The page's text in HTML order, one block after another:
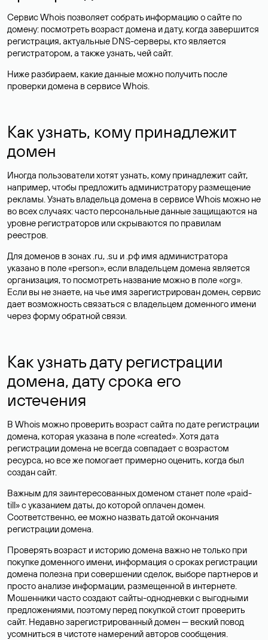
Сервис Whois позволяет собрать информацию о сайте по
домену: посмотреть возраст домена и дату, когда завершится
регистрация, актуальные DNS-серверы, кто является
регистратором, а также узнать, чей сайт.
Ниже разбираем, какие данные можно получить после
проверки домена в сервисе Whois.
Как узнать, кому принадлежит
домен
Иногда пользователи хотят узнать, кому принадлежит сайт,
например, чтобы предложить администратору размещение
рекламы. Узнать владельца домена в сервисе Whois можно не
во всех случаях: часто персональные данныезащищаются на
уровне регистраторов или скрываются по правилам
реестров.
Для доменов в зонах .ru, .su и .рф имя администратора
указано в поле «person», если владельцем домена является
организация, то посмотреть название можно в поле «org».
Если вы не знаете, на чье имя зарегистрирован домен, сервис
дает возможность связаться с владельцем доменного имени
через форму обратной связи.
Как узнать дату регистрации
домена, дату срока его
истечения
В Whois можно проверить возраст сайта по дате регистрации
домена, которая указана в поле «created». Хотя дата
регистрации домена не всегда совпадает с возрастом
ресурса, но все же помогает примерно оценить, когда был
создан сайт.
Важным для заинтересованных доменом станет поле «paid-
till» с указанием даты, до которой оплачен домен.
Соответственно, ее можно назвать датой окончания
регистрации домена.
Проверять возраст и историю домена важно не только при
покупке доменного имени, информация о сроках регистрации
домена полезна при совершении сделок, выборе партнеров и
просто анализе информации, размещенной в интернете.
Мошенники часто создают сайты-однодневки с выгодными
предложениями, поэтому перед покупкой стоит проверить
сайт. Недавно зарегистрированный домен — веский повод
усомниться в чистоте намерений авторов сообщения.